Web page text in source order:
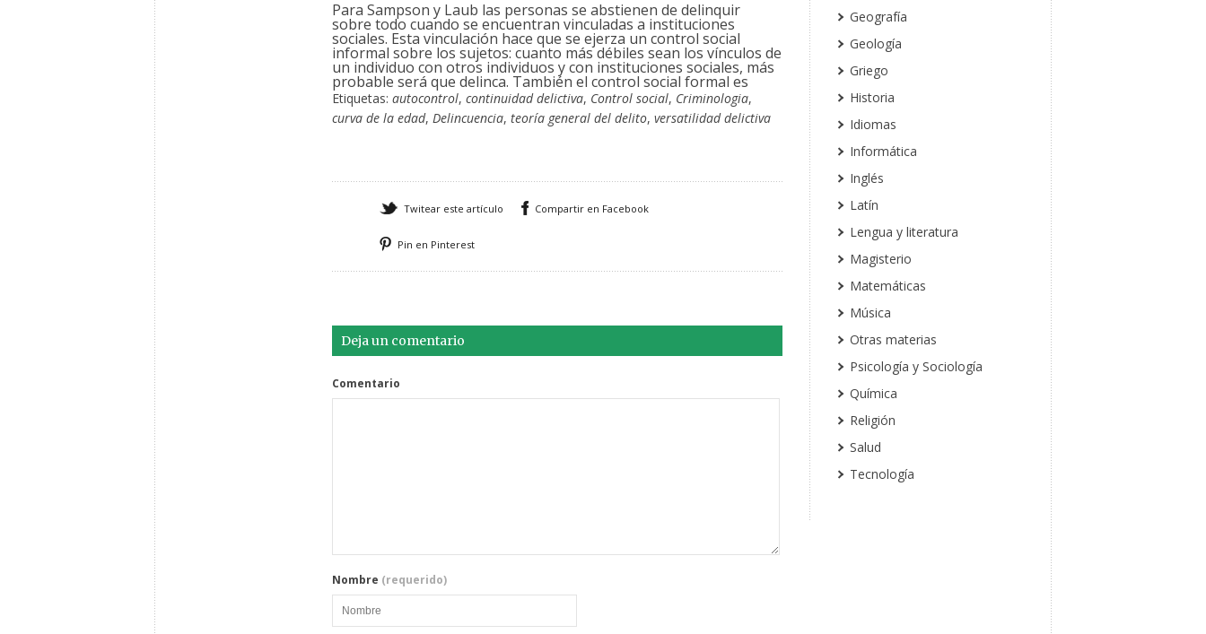
Para Sampson y Laub las personas se abstienen de delinquir
sobre todo cuando se encuentran vinculadas a instituciones
sociales. Esta vinculación hace que se ejerza un control social
informal sobre los sujetos: cuanto más débiles sean los vínculos de
un individuo con otros individuos y con instituciones sociales, más
probable será que delinca. También el control social formal es
Etiquetas: autocontrol, continuidad delictiva, Control social, Criminologia,
curva de la edad, Delincuencia, teoría general del delito, versatilidad delictiva
Twitear este artículo Compartir en Facebook
Pin en Pinterest
Deja un comentario
Comentario
Nombre (requerido)
Geografía
Geología
Griego
Historia
Idiomas
Informática
Inglés
Latín
Lengua y literatura
Magisterio
Matemáticas
Música
Otras materias
Psicología y Sociología
Química
Religión
Salud
Tecnología